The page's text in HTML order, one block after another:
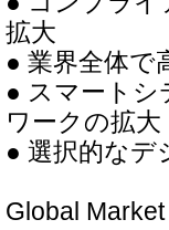
拡大
● 業界全体で
● スマートシ
ワークの拡大
● 選択的なデ
Global